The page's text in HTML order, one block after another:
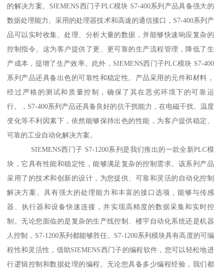
的解决方案。SIEMENS西门子PLC模块 S7-400系列产品具备强大的
数据处理能力。采用的处理器技术和高速的通信接口，S7-400系列产
品可以实时收集、处理、分析大量的数据，并能够快速响应复杂的
控制指令。这为客户提供了更、更可靠的生产流程管理，降低了生
产成本，提增了生产效率。此外，SIEMENS西门子PLC模块 S7-400
系列产品还具备出色的可靠性和稳定性。产品采用的元件和材料，
经过严格的测试和质量控制，确保了其在恶劣环境下的可靠运
行。，S7-400系列产品还具备良好的抗干扰能力，在电磁干扰、温度
变化等不利因素下，依然能够保持出色的性能，为客户提供稳定、
可靠的工业自动化解决方案。
SIEMENS西门子 S7-1200系列是我们推出的一款全新PLC模
块，它具有性能和稳定性，能够满足复杂的控制需求。该系列产品
采用了的技术和创新的设计，为您提供、可靠和灵活的自动化控制
解决方案。具有强大的处理能力和丰富的接口选项，能够与传感
器、执行器和设备快速连接，并实现高精度的数据采集和实时控
制。无论您面临的是复杂的生产线控制、楼宇自动化系统还是机器
人控制，S7-1200系列都能够胜任。S7-1200系列模块具有高度的可编
程性和灵活性，借助SIEMENS西门子的编程软件，您可以轻松地进
行逻辑控制和数据处理的编程。无论您具备多少编程经验，我们都